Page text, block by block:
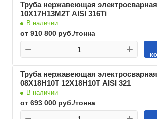
Труба нержавеющая электросварная
10Х17Н13М2Т AISI 316Ti
В наличии
от 910 800 руб./тонна
Труба нержавеющая электросварная
08Х18Н10Т 12Х18Н10Т AISI 321
В наличии
от 693 000 руб./тонна